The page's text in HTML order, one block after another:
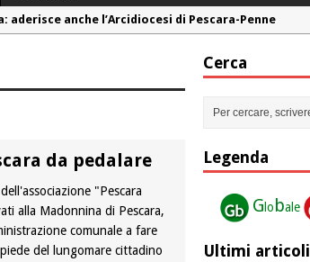
aderisce anche l’Arcidiocesi di Pescara-Penne
a Montesilvano: “Tanta la devozione”
da pedalare
"Pescara
alla Madonnina di Pescara,
comunale a fare
del lungomare cittadino
Cerca
Legenda
G lobale
Ultimi articoli